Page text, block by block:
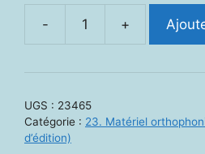
-
quantité
implicites
+
UGS : 23465
Catégorie : 23. Matériel
d’édition)